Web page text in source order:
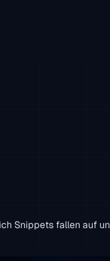
Snippets fallen auf